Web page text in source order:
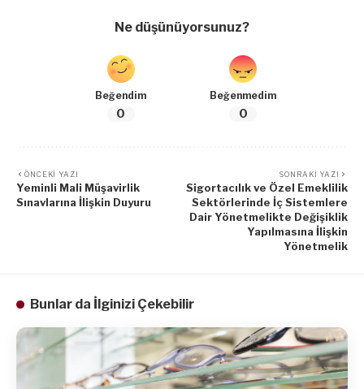
Ne düşünüyorsunuz?
Beğendim
0
Beğenmedim
0
ÖNCEKI YAZI
Yeminli Mali Müşavirlik
Sınavlarına İlişkin Duyuru
SONRAKI YAZI
Sigortacılık ve Özel Emeklilik
Sektörlerinde İç Sistemlere
Dair Yönetmelikte Değişiklik
Yapılmasına İlişkin
Yönetmelik
Bunlar da İlginizi Çekebilir